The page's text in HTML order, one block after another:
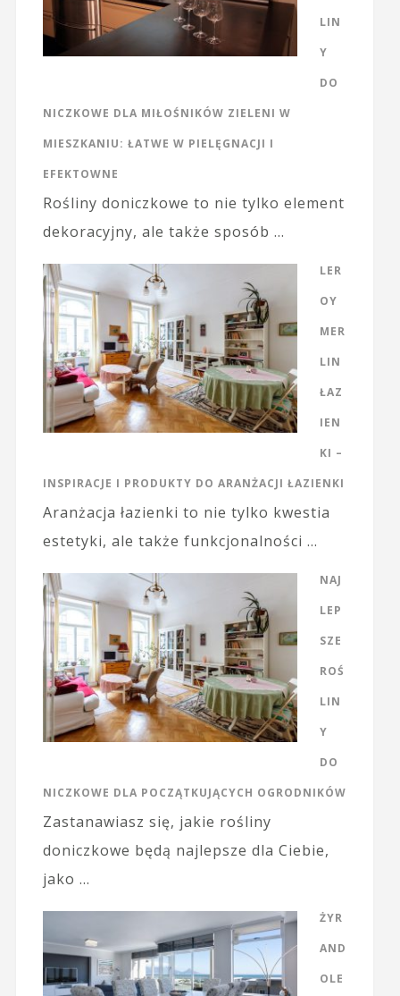
LIN
Y
DO
NICZKOWE DLA MIŁOŚNIKÓW ZIELENI W
MIESZKANIU: ŁATWE W PIELĘGNACJI I
EFEKTOWNE
Rośliny doniczkowe to nie tylko element
dekoracyjny, ale także sposób …
LER
OY
MER
LIN
ŁAZ
IEN
KI –
INSPIRACJE I PRODUKTY DO ARANŻACJI ŁAZIENKI
Aranżacja łazienki to nie tylko kwestia
estetyki, ale także funkcjonalności …
NAJ
LEP
SZE
ROŚ
LIN
Y
DO
NICZKOWE DLA POCZĄTKUJĄCYCH OGRODNIKÓW
Zastanawiasz się, jakie rośliny
doniczkowe będą najlepsze dla Ciebie,
jako …
ŻYR
AND
OLE